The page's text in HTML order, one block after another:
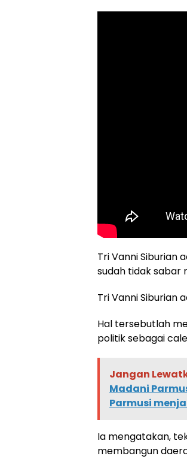
Tri Vanni Siburian
sudah tidak sabar
Tri Vanni Siburian
Hal tersebutlah
politik sebagai
Jangan
Madani
Parmusi
Ia mengatakan,
membangun